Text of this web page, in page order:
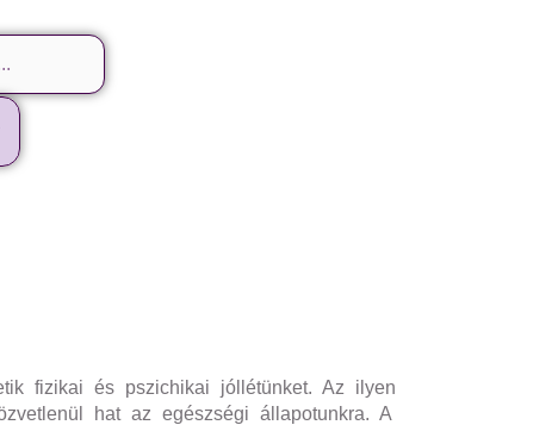
fizikai és pszichikai jóllétünket. Az ilyen
hat az egészségi állapotunkra. A